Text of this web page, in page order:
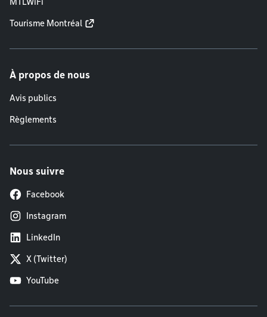
MTLWiFi
Tourisme Montréal
À propos de nous
Avis publics
Règlements
Nous suivre
Facebook
Instagram
LinkedIn
X (Twitter)
YouTube